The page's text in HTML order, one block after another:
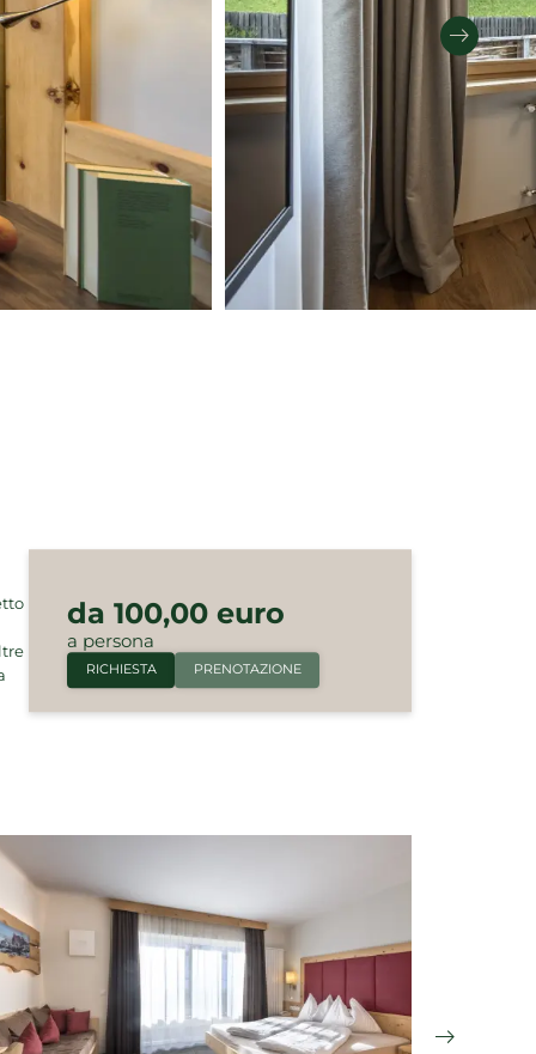
da 100,00 euro
a persona
RICHIESTA PRENOTAZIONE